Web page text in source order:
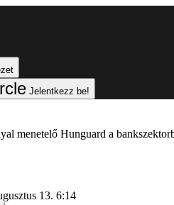
Jelentkezz be!
menetelő Hunguard a
13. 6:14